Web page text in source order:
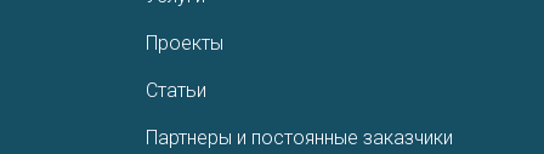
Проекты
Статьи
Партнеры и постоянные заказчики